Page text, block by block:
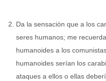
Da la sensación que a los
seres humanos; me
humanoides a los
humanoides serían los
ataques a ellos o ellas